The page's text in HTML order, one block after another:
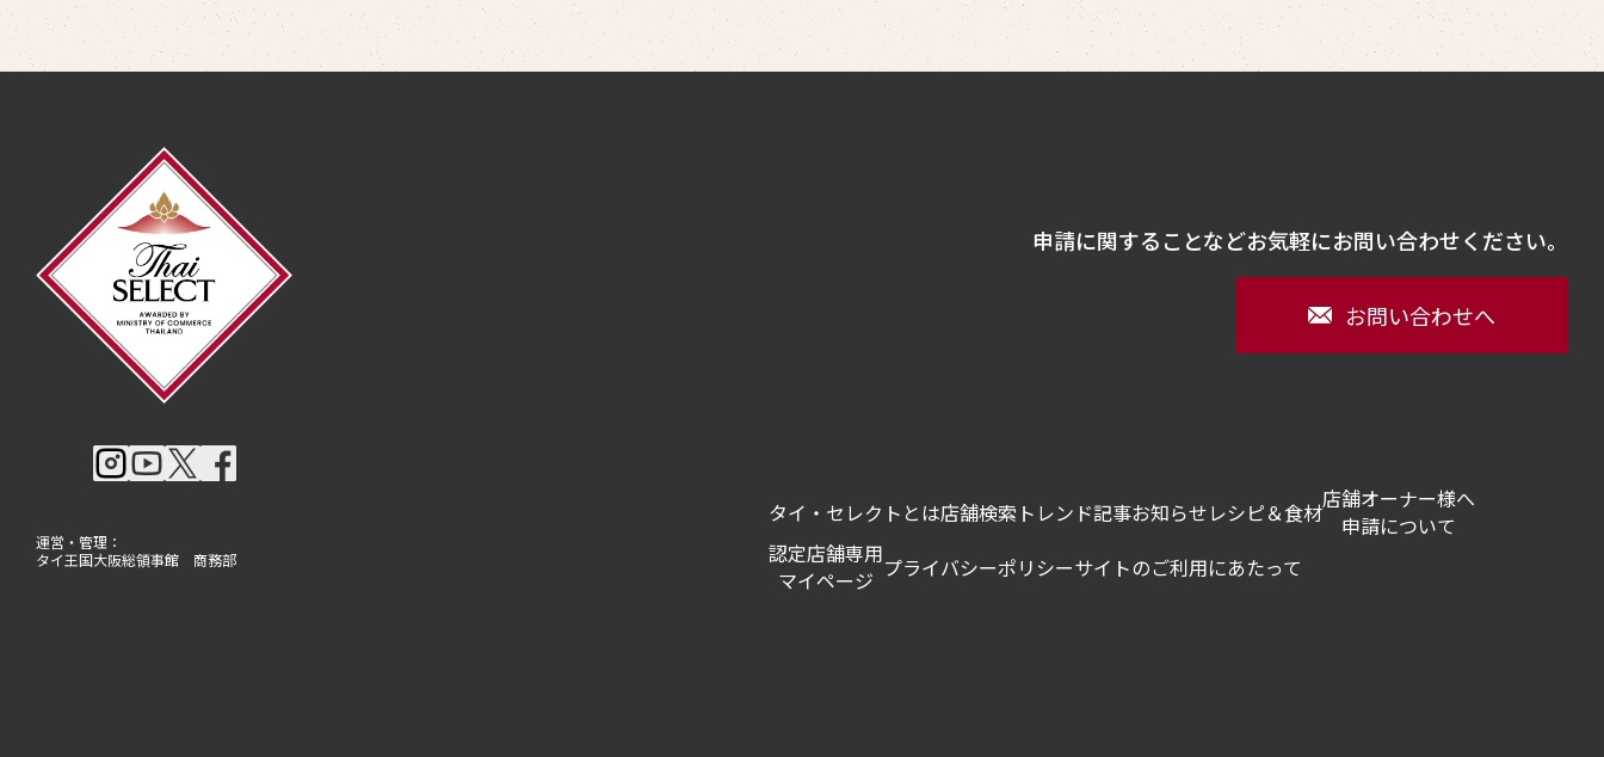
運営・管理：
タイ王国大阪総領事館 商務部
申請に関することなどお気軽にお問い合わせください。
お問い合わせへ
タイ・セレクトとは店舗検索 トレンド記事お知らせレシピ＆食材店舗オーナー様へ
申請について
認定店舗専用
マイページ プライバシーポリシーサイトのご利用にあたって